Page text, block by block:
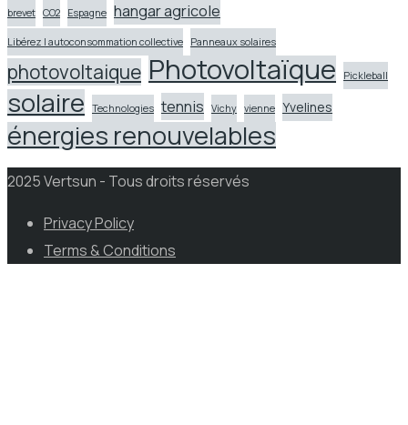
brevet CO2 Espagne hangar agricole
Libérez l autoconsommation collective Panneaux solaires
photovoltaique Photovoltaïque Pickleball
solaire Technologies tennis Vichy vienne Yvelines
énergies renouvelables
2025 Vertsun - Tous droits réservés
Privacy Policy
Terms & Conditions